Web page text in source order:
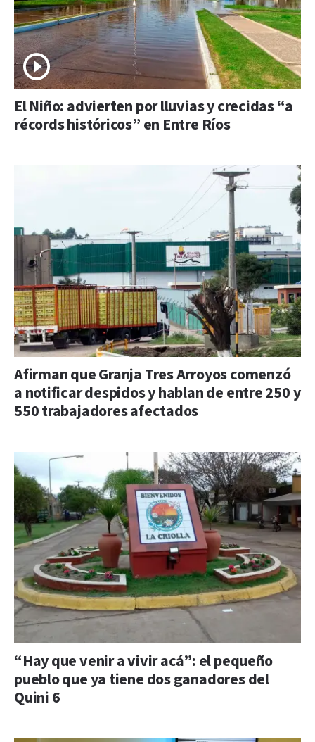
El Niño: advierten por lluvias y crecidas “a
récords históricos” en Entre Ríos
Afirman que Granja Tres Arroyos comenzó
a notificar despidos y hablan de entre 250 y
550 trabajadores afectados
“Hay que venir a vivir acá”: el pequeño
pueblo que ya tiene dos ganadores del
Quini 6